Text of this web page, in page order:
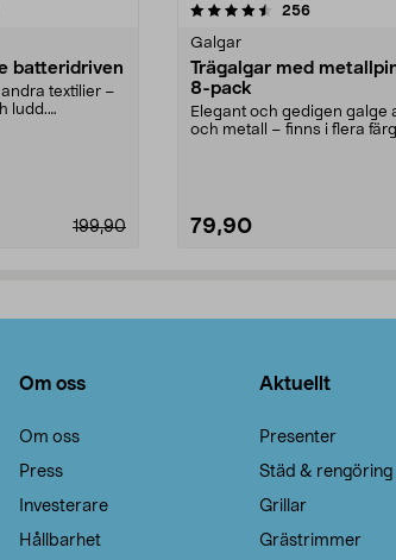
batteridriven
textilier –
ludd.
199,90
256recensioner
Galgar
Trägalgar med
8-pack
Elegant och gedigen galge
och metall – finns i flera
79,90
4.0av 5 stjärnor
Om oss
Om oss
Press
Investerare
Hållbarhet
Aktuellt
Presenter
Städ & rengöring
Grillar
Grästrimmer